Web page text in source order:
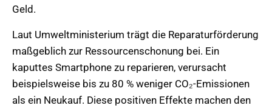
Geld.
Laut Umweltministerium trägt die Reparaturförderung
maßgeblich zur Ressourcenschonung bei. Ein
kaputtes Smartphone zu reparieren, verursacht
beispielsweise bis zu 80 % weniger CO₂-Emissionen
als ein Neukauf. Diese positiven Effekte machen den